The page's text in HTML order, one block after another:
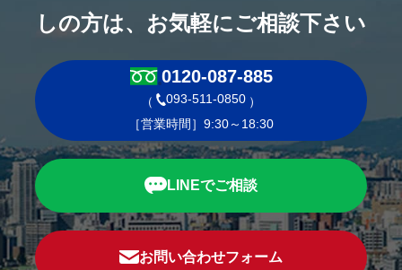
しの方は、お気軽にご相談下さい
0120-087-885
（ 093-511-0850 ）
［営業時間］9:30～18:30
LINEでご相談
お問い合わせフォーム